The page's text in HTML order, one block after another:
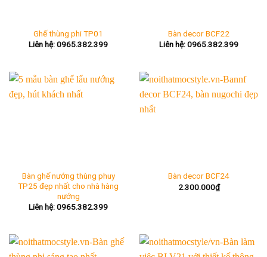
Ghế thùng phi TP01
Liên hệ: 0965.382.399
Bàn decor BCF22
Liên hệ: 0965.382.399
Bàn ghế nướng thùng phuy
TP25 đẹp nhất cho nhà hàng
nướng
Liên hệ: 0965.382.399
Bàn decor BCF24
2.300.000₫